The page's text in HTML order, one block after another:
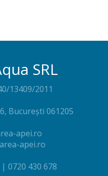
SRL
13409/2011
București 061205‎
apei.ro
apei.ro
0720 430 678